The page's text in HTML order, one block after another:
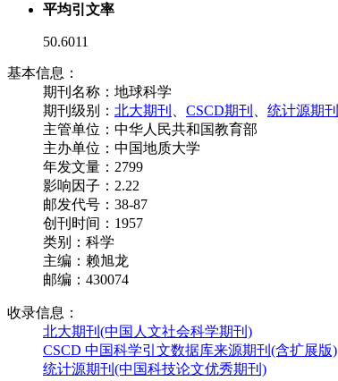
平均引文率
50.6011
基本信息：
期刊名称：地球科学
期刊级别： 北大期刊 CSCD期刊
统计源期刊
主管单位：中华人民共和国教育部
主办单位：中国地质大学
年发文量：2799
影响因子：2.22
邮发代号：38-87
创刊时间：1957
类别：科学
主编：赖旭龙
邮编：430074
收录信息：
北大期刊(中国人文社会科学期刊)
CSCD 中国科学引文数据库来源期刊(含扩展版)
统计源期刊(中国科技论文优秀期刊)